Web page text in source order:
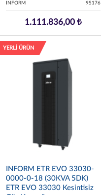
INFORM 95176
1.111.836,00 ₺
YERLİ ÜRÜN
INFORM ETR EVO 33030-
0000-0-18 (30KVA 5DK)
ETR EVO 33030 Kesintisiz